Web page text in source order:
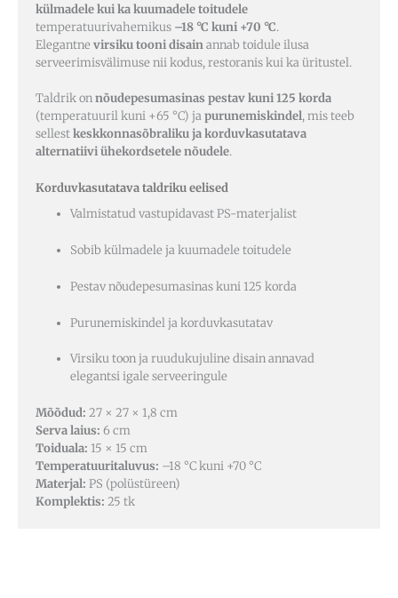
külmadele kui ka kuumadele toitudele
temperatuurivahemikus –18 °C kuni +70 °C.
Elegantne virsiku tooni disainannab toidule ilusa
serveerimisvälimuse nii kodus, restoranis kui ka üritustel.
Taldrik onnõudepesumasinas pestav kuni 125 korda
(temperatuuril kuni +65 °C) japurunemiskindel, mis teeb
sellestkeskkonnasõbraliku ja korduvkasutatava
alternatiivi ühekordsetele nõudele.
Korduvkasutatava taldriku eelised
Valmistatud vastupidavast PS-materjalist
Sobib külmadele ja kuumadele toitudele
Pestav nõudepesumasinas kuni 125 korda
Purunemiskindel ja korduvkasutatav
Virsiku toon ja ruudukujuline disain annavad
elegantsi igale serveeringule
Mõõdud: 27 × 27 × 1,8 cm
Serva laius: 6 cm
Toiduala: 15 × 15 cm
Temperatuuritaluvus: –18 °C kuni +70 °C
Materjal: PS (polüstüreen)
Komplektis: 25 tk